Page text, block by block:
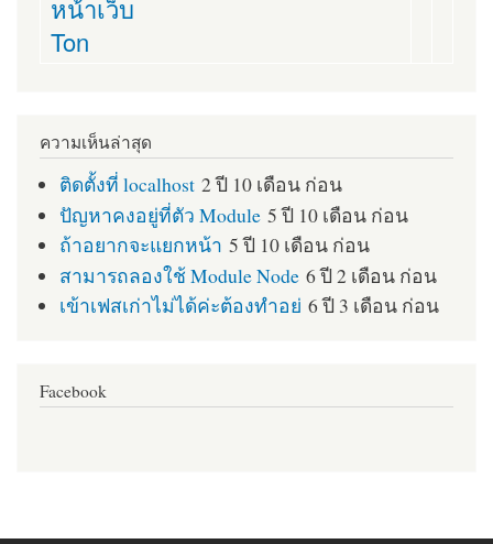
หน้าเว็บ
Ton
ความเห็นล่าสุด
ติดตั้งที่ localhost 2 ปี 10 เดือน ก่อน
ปัญหาคงอยู่ที่ตัว Module 5 ปี 10 เดือน ก่อน
ถ้าอยากจะแยกหน้า 5 ปี 10 เดือน ก่อน
สามารถลองใช้ Module Node 6 ปี 2 เดือน ก่อน
เข้าเฟสเก่าไม่ได้ค่ะต้องทำอย่ 6 ปี 3 เดือน ก่อน
Facebook